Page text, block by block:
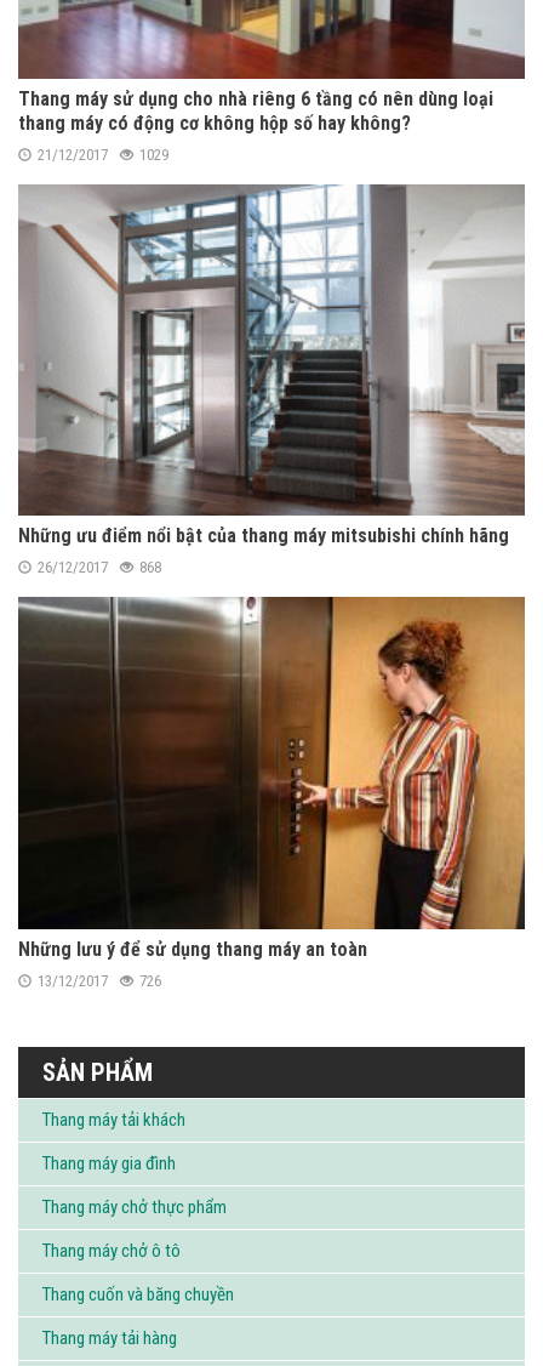
Thang máy sử dụng cho nhà riêng 6 tầng có nên dùng loại
thang máy có động cơ không hộp số hay không?
21/12/2017 1029
Những ưu điểm nổi bật của thang máy mitsubishi chính hãng
26/12/2017 868
Những lưu ý để sử dụng thang máy an toàn
13/12/2017 726
SẢN PHẨM
Thang máy tải khách
Thang máy gia đình
Thang máy chở thực phẩm
Thang máy chở ô tô
Thang cuốn và băng chuyền
Thang máy tải hàng